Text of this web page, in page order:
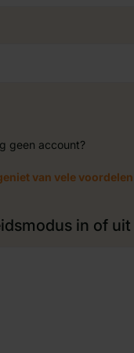
geen account?
van vele
in of uit